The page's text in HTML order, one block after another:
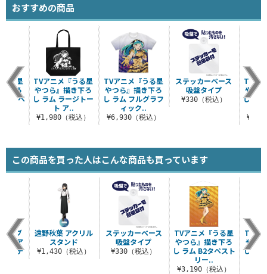
おすすめの商品
TVアニメ『うる星
やつら』描き下ろ
し ラム フルグラフ
ィック..
¥6,930（税込）
ステッカーベース
吸盤タイプ
¥330（税込）
TVア
やつ
し ラ
る星
下ろ
タペ
TVアニメ『うる星
やつら』描き下ろ
し ラム ラージトー
ト ア..
¥1,980（税込）
この商品を買った人はこんな商品も買っています
ステッカーベース
吸盤タイプ
¥330（税込）
TVアニメ『うる星
やつら』描き下ろ
し ラム B2タペスト
リー..
¥3,190（税込）
TVア
やつ
し ラ
・ブ
ド ア
ド デ
遠野秋葉 アクリル
スタンド
¥1,430（税込）